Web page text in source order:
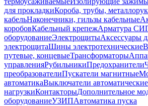
для прокладкиКороба, трубы,
кабельНаконечники, гильзы кабельные
коробовКабельный крепежАрматура
оборудованиеЭлектрощитыАксессуары
электрощитаШины электротехнические
путевые, концевыеТрансформаторы
управленияРубильникиПредохранители
преобразователиПускатели магнитные
автоматикаВыключатели автоматические
нагрузкиКонтакторыДополнительное
оборудованиеУЗИПАвтоматика пуска